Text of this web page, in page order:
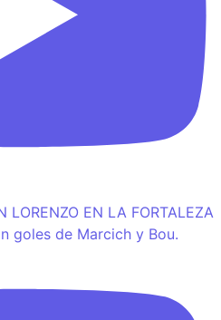
EN LA FORTALEZA
goles de Marcich y Bou.